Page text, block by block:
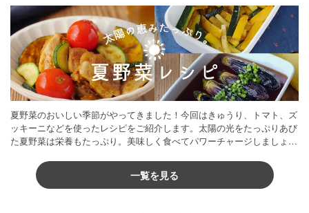
夏野菜のおいしい季節がやってきました！今回はきゅうり、トマト、ズ
ッキーニなどを使ったレシピをご紹介します。太陽の光をたっぷりあび
た夏野菜は栄養もたっぷり。美味しく食べてパワーチャージしましょう
一覧を見る